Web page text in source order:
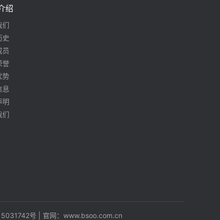
绍
们
史
员
誉
势
息
明
们
号 | 官网： www.bsoo.com.cn